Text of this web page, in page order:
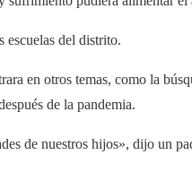
escuelas del distrito.
en otros temas, como la
de la pandemia.
de nuestros hijos», dijo un